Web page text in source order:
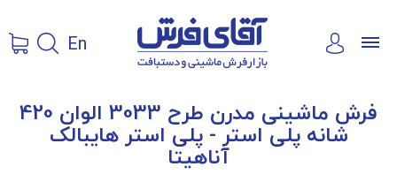
En
فرش ماشینی مدرن طرح 3033 الوان 420
شانه پلی استر - پلی استر هایبالک
آناهیتا